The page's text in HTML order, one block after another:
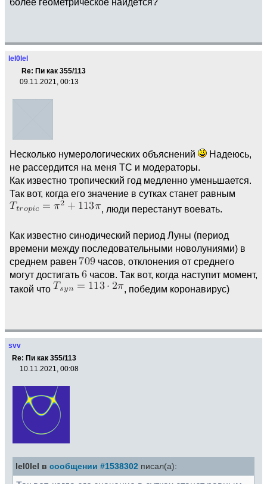
lel0lel
Re: Пи как 355/113
09.11.2021, 00:13
Несколько нумерологических объяснений
Надеюсь,
не рассердится на меня ТС и модераторы.
Как известно тропический год медленно уменьшается.
Так вот, когда его значение в сутках станет равным
, люди перестанут воевать.
Как известно синодический период Луны (период
времени между последовательными новолуниями) в
среднем равен
часов, отклонения от среднего
могут достигать
часов. Так вот, когда наступит момент,
такой что
, победим коронавирус)
svv
Re: Пи как 355/113
10.11.2021, 00:08
lel0lel в сообщении #1538302 писал(а):